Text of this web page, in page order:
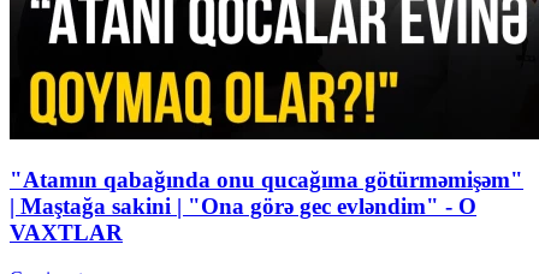
"Atamın qabağında onu qucağıma götürməmişəm"
| Maştağa sakini | "Ona görə gec evləndim" - O
VAXTLAR